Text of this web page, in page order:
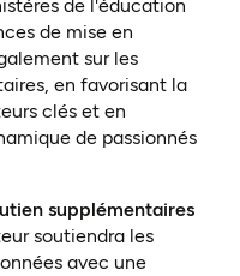
de l'éducation
de mise en
sur les
en favorisant la
clés et en
de passionnés
supplémentaires
soutiendra les
avec une